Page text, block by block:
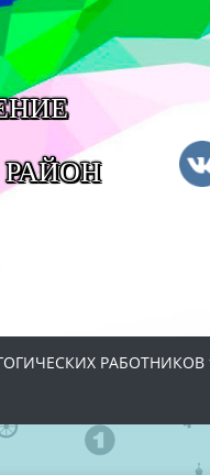
РАБОТНИКОВ